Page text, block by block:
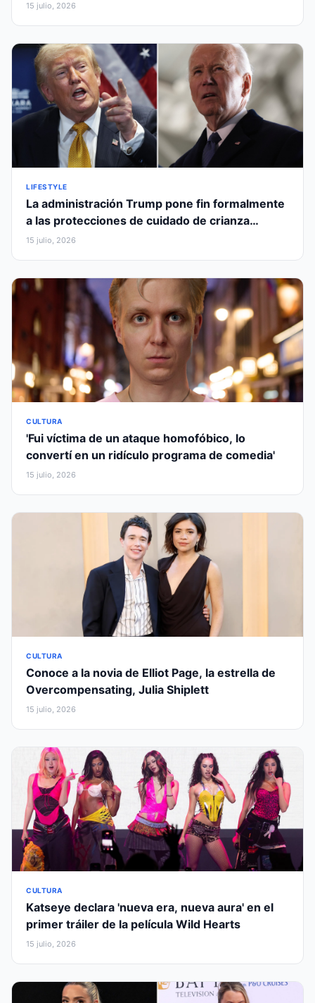
15 julio, 2026
LIFESTYLE
La administración Trump pone fin formalmente
a las protecciones de cuidado de crianza
LGBTQ+ de la era Biden
15 julio, 2026
CULTURA
'Fui víctima de un ataque homofóbico, lo
convertí en un ridículo programa de comedia'
15 julio, 2026
CULTURA
Conoce a la novia de Elliot Page, la estrella de
Overcompensating, Julia Shiplett
15 julio, 2026
CULTURA
Katseye declara 'nueva era, nueva aura' en el
primer tráiler de la película Wild Hearts
15 julio, 2026